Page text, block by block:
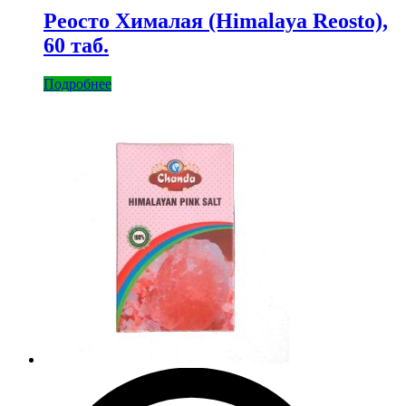
Реосто Хималая (Himalaya Reosto),
60 таб.
Подробнее